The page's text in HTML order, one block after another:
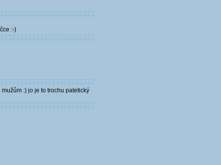
:-)
:) jo je to trochu patetický